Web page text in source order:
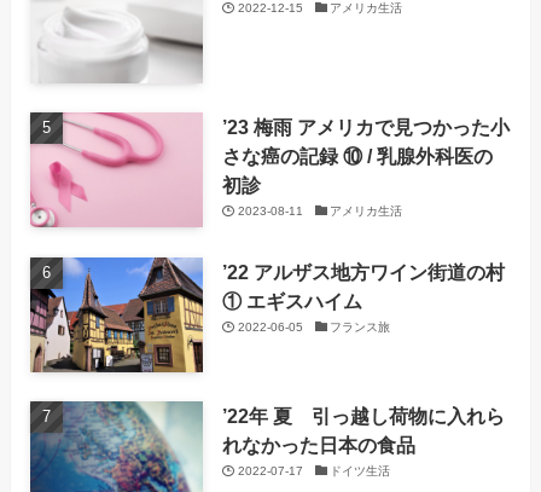
2022-12-15 アメリカ生活
’23 梅雨 アメリカで見つかった小
さな癌の記録 ⑩ / 乳腺外科医の
初診
2023-08-11 アメリカ生活
’22 アルザス地方ワイン街道の村
① エギスハイム
2022-06-05 フランス旅
’22年 夏 引っ越し荷物に入れら
れなかった日本の食品
2022-07-17 ドイツ生活